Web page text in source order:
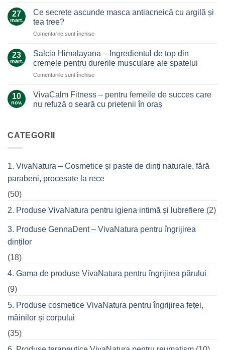
de
nu
lasă
la…
galben-
ne
durerile
27
mart.
Ce secrete ascunde masca antiacneică cu argilă și
tea tree?
Comentariile sunt închisepentru
secrete
ascunde
masca
antiacneică
argilă
23
mart.
Salcia Himalayana – Ingredientul de top din
cremele pentru durerile musculare ale spatelui
Comentariile sunt închisepentru
Himalayana
Ingredientul
musculare
ale
10
nov.
VivaCalm Fitness – pentru femeile de succes care
nu refuză o seară cu prietenii în oraș
VivaCalm
Fitness
de
care
cu
în
oraș
CATEGORII
1. VivaNatura – Cosmetice și paste de dinți naturale, fără
parabeni, procesate la rece
(50)
2. Produse VivaNatura pentru igiena intimă și lubrefiere (2)
3. Produse GennaDent – VivaNatura pentru îngrijirea
dinților
(18)
4. Gama de produse VivaNatura pentru îngrijirea părului
(9)
5. Produse cosmetice VivaNatura pentru îngrijirea feței,
mâinilor și corpului
(35)